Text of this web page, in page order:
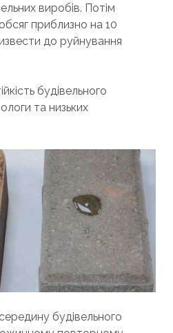
виробів. Потім
приблизно на 10
до руйнування
будівельного
та низьких
будівельного